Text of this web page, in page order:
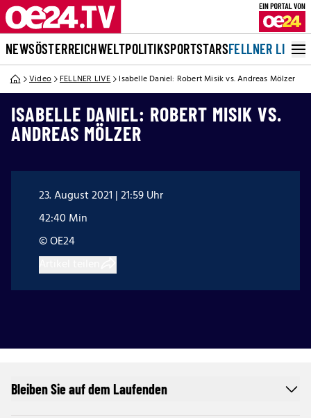
NEWSÖSTERREICHWELTPOLITIKSPORTSTARSFELLNER LIVE
Video FELLNER LIVE Isabelle Daniel: Robert Misik vs. Andreas Mölzer
ISABELLE DANIEL: ROBERT MISIK VS.
ANDREAS MÖLZER
23. August 2021 | 21:59 Uhr
42:40 Min
© OE24
Bleiben Sie auf dem Laufenden